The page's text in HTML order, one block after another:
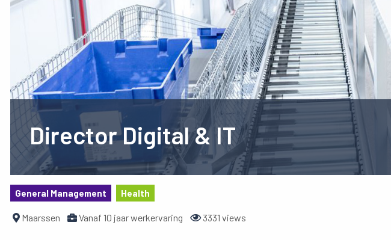
Director Digital & IT
General Management Health
Maarssen Vanaf 10 jaar werkervaring 3331 views